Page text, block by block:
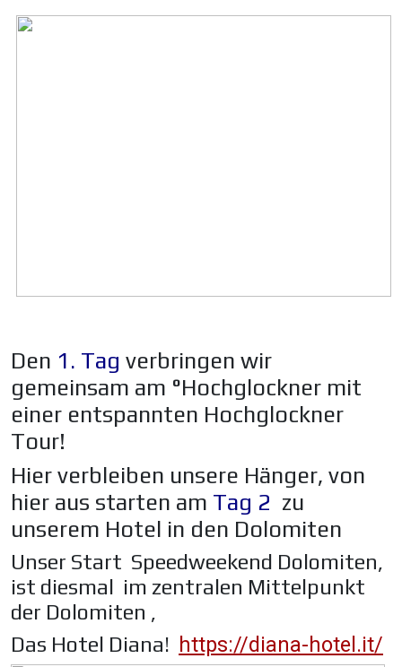
Den 1. Tag verbringen wir
gemeinsam am °Hochglockner mit
einer entspannten Hochglockner
Tour!
Hier verbleiben unsere Hänger, von
hier aus starten am Tag 2 zu
unserem Hotel in den Dolomiten
Unser Start Speedweekend Dolomiten,
ist diesmal im zentralen Mittelpunkt
der Dolomiten ,
Das Hotel Diana! https://diana-hotel.it/